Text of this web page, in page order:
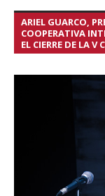
ARIEL GUARCO,
COOPERATIVA
EL CIERRE DE LA